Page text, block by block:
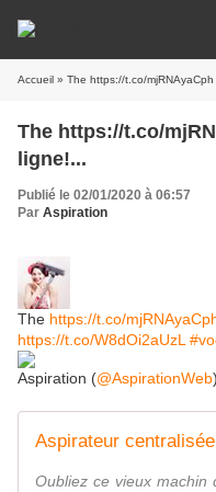
Accueil » The https://t.co/mjRNAyaCph
The https://t.co/
ligne!...
Publié le 02/01/2020 à 06:57
Par Aspiration
The https://t.co/
https://t.co/W8dOi2aUzL
Aspiration (@AspirationWeb)
Aspirateur
Oubliez ce vieux machin